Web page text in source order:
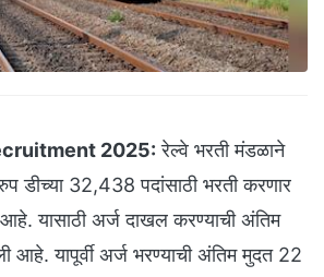
2025: रेल्वे भरती मंडळाने
डीच्या 32,438 पदांसाठी भरती करणार
यासाठी अर्ज दाखल करण्याची अंतिम
आहे. यापूर्वी अर्ज भरण्याची अंतिम मुदत 22